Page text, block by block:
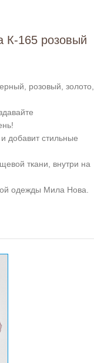
К-165 розовый
розовый, золото,
добавит стильные
ткани, внутри на
одежды Мила Нова.